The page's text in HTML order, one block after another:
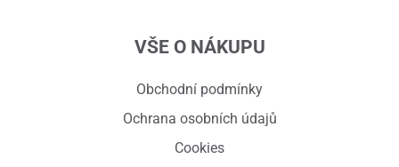
VŠE O NÁKUPU
Obchodní podmínky
Ochrana osobních údajů
Cookies